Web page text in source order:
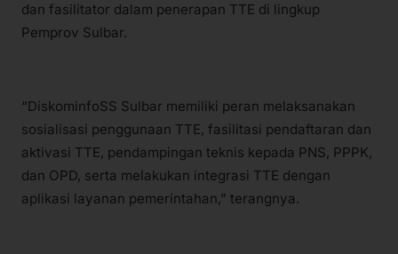
dan fasilitator dalam penerapan TTE di lingkup
Pemprov Sulbar.
“DiskominfoSS Sulbar memiliki peran melaksanakan
sosialisasi penggunaan TTE, fasilitasi pendaftaran dan
aktivasi TTE, pendampingan teknis kepada PNS, PPPK,
dan OPD, serta melakukan integrasi TTE dengan
aplikasi layanan pemerintahan,” terangnya.